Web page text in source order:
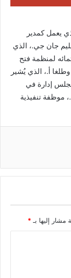
يعمل كمدير
جان جي.، الذي
لمنظمة فتح
أ.، الذي يُشير
إدارة في
موظفة تنفيذية
مشار إليها بـ*